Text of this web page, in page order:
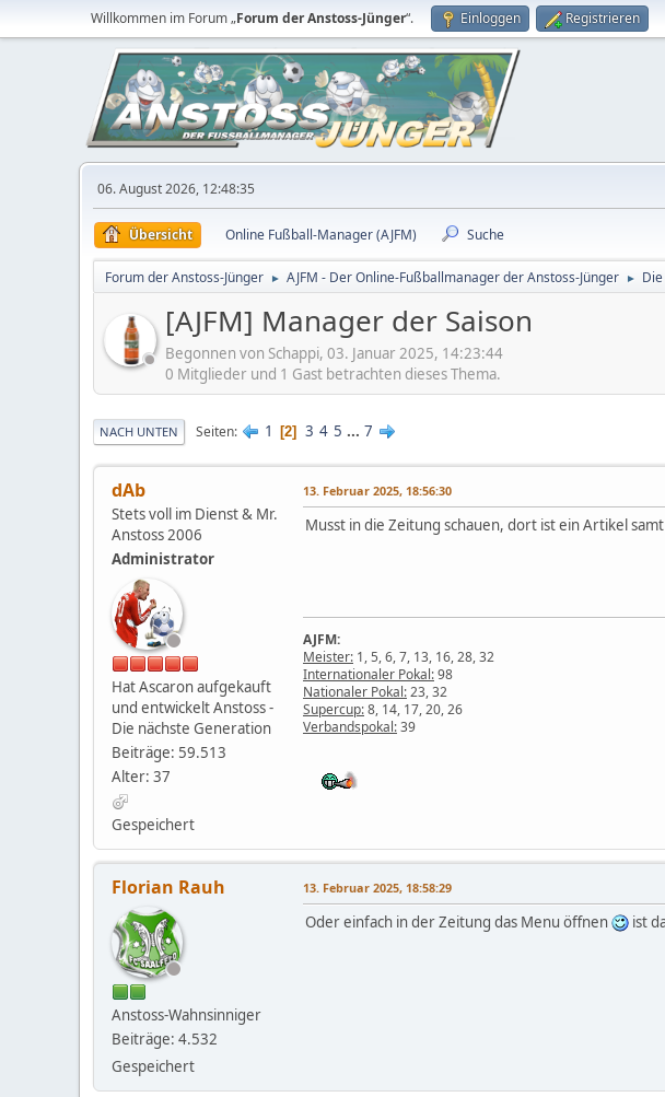
Willkommen im Forum „Forum der Anstoss-Jünger“. Einloggen Registrieren
06. August 2026, 12:48:35
Übersicht Online Fußball-Manager (AJFM) Suche
Forum der Anstoss-Jünger ► AJFM - Der Online-Fußballmanager der Anstoss-Jünger ►
[AJFM] Manager der Saison
Begonnen von Schappi, 03. Januar 2025, 14:23:44
0 Mitglieder und 1 Gast betrachten dieses Thema.
NACH UNTEN Seiten 1 2 3 4 5 ... 7
dAb
Stets voll im Dienst & Mr.
Anstoss 2006
Administrator
Hat Ascaron aufgekauft
und entwickelt Anstoss -
Die nächste Generation
Beiträge: 59.513
Alter: 37
Gespeichert
13. Februar 2025, 18:56:30
Musst in die Zeitung schauen, dort ist ein Artikel
AJFM:
Meister: 1, 5, 6, 7, 13, 16, 28, 32
Internationaler Pokal:98
Nationaler Pokal:23, 32
Supercup:8, 14, 17, 20, 26
Verbandspokal:39
Florian Rauh
Anstoss-Wahnsinniger
Beiträge: 4.532
Gespeichert
13. Februar 2025, 18:58:29
Oder einfach in der Zeitung das Menu öffnen ist